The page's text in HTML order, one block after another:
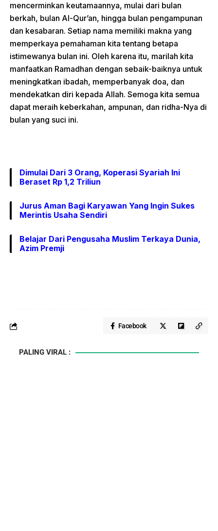
mencerminkan keutamaannya, mulai dari bulan
berkah, bulan Al-Qur’an, hingga bulan pengampunan
dan kesabaran. Setiap nama memiliki makna yang
memperkaya pemahaman kita tentang betapa
istimewanya bulan ini. Oleh karena itu, marilah kita
manfaatkan Ramadhan dengan sebaik-baiknya untuk
meningkatkan ibadah, memperbanyak doa, dan
mendekatkan diri kepada Allah. Semoga kita semua
dapat meraih keberkahan, ampunan, dan ridha-Nya di
bulan yang suci ini.
Dimulai Dari 3 Orang, Koperasi Syariah Ini
Beraset Rp 1,2 Triliun
Jurus Aman Bagi Karyawan Yang Ingin Sukes
Merintis Usaha Sendiri
Belajar Dari Pengusaha Muslim Terkaya Dunia,
Azim Premji
Facebook
PALING VIRAL :